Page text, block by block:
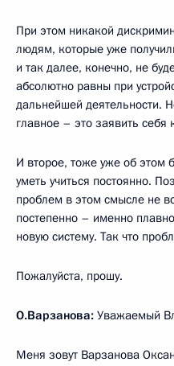
При этом никакой
людям, которые уже
и так далее, конечно, не
абсолютно равны при
дальнейшей деятельности.
главное – это заявить себя
И второе, тоже уже об этом
уметь учиться постоянно.
проблем в этом смысле не
постепенно – именно
новую систему. Так что
Пожалуйста, прошу.
О.Варзанова: Уважаемый
Меня зовут Варзанова